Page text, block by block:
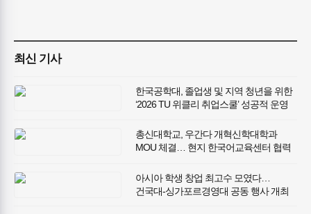
최신 기사
한국공학대, 졸업생 및 지역 청년을 위한
‘2026 TU 위클리 취업스쿨’ 성공적 운영
총신대학교, 우간다 개혁신학대학과
MOU 체결… 현지 한국어교육센터 협력
아시아 학생 창업 최고수 모였다…
건국대-싱가포르경영대 공동 행사 개최